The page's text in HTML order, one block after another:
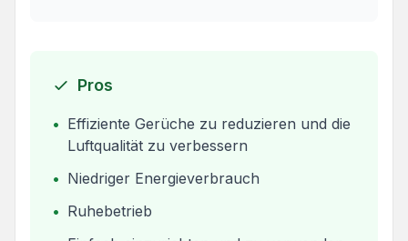
Pros
• Effiziente Gerüche zu reduzieren und die
Luftqualität zu verbessern
• Niedriger Energieverbrauch
• Ruhebetrieb